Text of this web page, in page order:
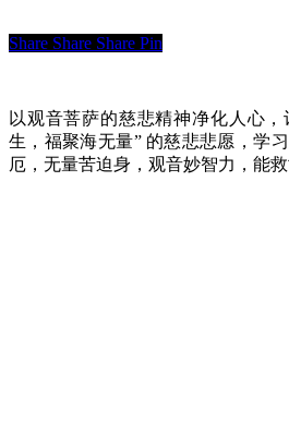
Share Share Share Pin
以观音菩萨的慈悲精神净化人心
生，福聚海无量” 的慈悲悲愿，学
厄，无量苦迫身，观音妙智力，能救